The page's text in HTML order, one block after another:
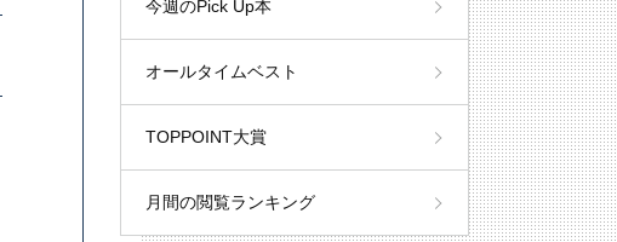
今週のPick Up本
オールタイムベスト
TOPPOINT大賞
月間の閲覧ランキング